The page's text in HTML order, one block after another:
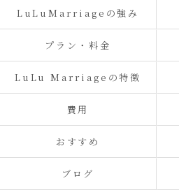
LuLuMarriageの強み
プラン・料金
LuLu Marriageの特徴
費用
おすすめ
ブログ